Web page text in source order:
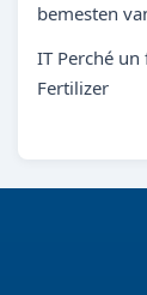
bemesten
IT Perché un
Fertilizer